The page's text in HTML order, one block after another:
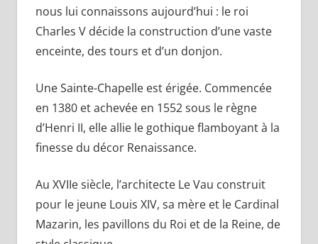
nous lui connaissons aujourd’hui : le roi
Charles V décide la construction d’une vaste
enceinte, des tours et d’un donjon.
Une Sainte-Chapelle est érigée. Commencée
en 1380 et achevée en 1552 sous le règne
d’Henri II, elle allie le gothique flamboyant à la
finesse du décor Renaissance.
Au XVIIe siècle, l’architecte Le Vau construit
pour le jeune Louis XIV, sa mère et le Cardinal
Mazarin, les pavillons du Roi et de la Reine, de